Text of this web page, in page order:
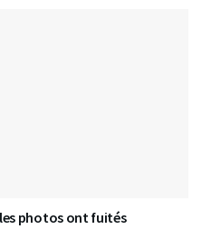
photos ont fuités